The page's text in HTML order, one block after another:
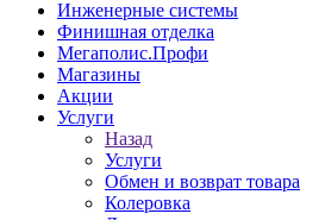
Инженерные системы
Финишная отделка
Мегаполис.Профи
Магазины
Акции
Услуги
Назад
Услуги
Обмен и возврат товара
Колеровка